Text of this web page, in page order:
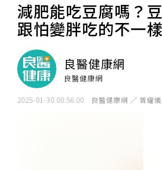
減肥能吃豆腐嗎？
跟怕變胖吃的不一樣
良醫健康網
良醫健康網
2025-01-30 00:56:00 良醫健康網 ／ 曾耀